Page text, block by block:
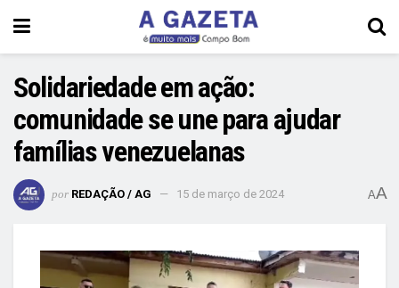
Solidariedade em ação:
comunidade se une para ajudar
famílias venezuelanas
por REDAÇÃO / AG 15 de março de 2024 AA